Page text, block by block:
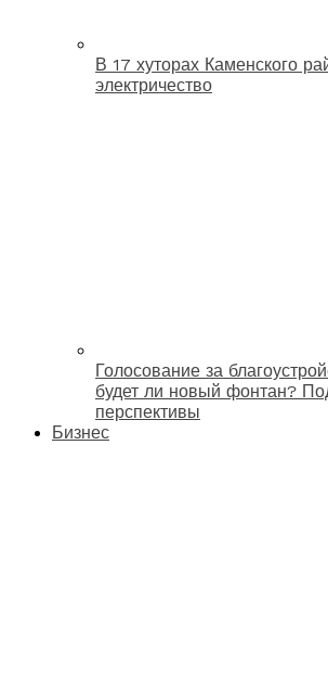
В 17 хуторах Каменского
электричество
Голосование за
будет ли новый фонтан?
перспективы
Бизнес